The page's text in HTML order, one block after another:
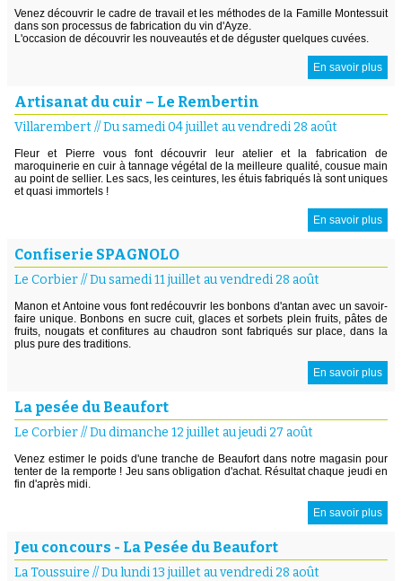
Venez découvrir le cadre de travail et les méthodes de la Famille Montessuit
dans son processus de fabrication du vin d'Ayze.
L'occasion de découvrir les nouveautés et de déguster quelques cuvées.
En savoir plus
Artisanat du cuir – Le Rembertin
Villarembert//Du samedi 04 juillet au vendredi 28 août
Fleur et Pierre vous font découvrir leur atelier et la fabrication de
maroquinerie en cuir à tannage végétal de la meilleure qualité, cousue main
au point de sellier. Les sacs, les ceintures, les étuis fabriqués là sont uniques
et quasi immortels !
En savoir plus
Confiserie SPAGNOLO
Le Corbier//Du samedi 11 juillet au vendredi 28 août
Manon et Antoine vous font redécouvrir les bonbons d'antan avec un savoir-
faire unique. Bonbons en sucre cuit, glaces et sorbets plein fruits, pâtes de
fruits, nougats et confitures au chaudron sont fabriqués sur place, dans la
plus pure des traditions.
En savoir plus
La pesée du Beaufort
Le Corbier//Du dimanche 12 juillet au jeudi 27 août
Venez estimer le poids d'une tranche de Beaufort dans notre magasin pour
tenter de la remporte ! Jeu sans obligation d'achat. Résultat chaque jeudi en
fin d'après midi.
En savoir plus
Jeu concours - La Pesée du Beaufort
La Toussuire //Du lundi 13 juillet au vendredi 28 août